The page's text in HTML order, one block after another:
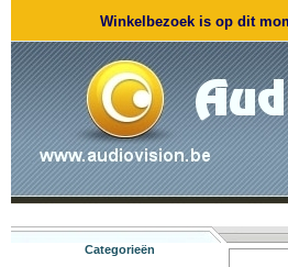
Winkelbezoek is op dit
Categorieën